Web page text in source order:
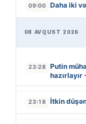
09:00 Daha iki
08 AVQUST 2026
23:28
Putin
hazırlayır
23:18 İtkin